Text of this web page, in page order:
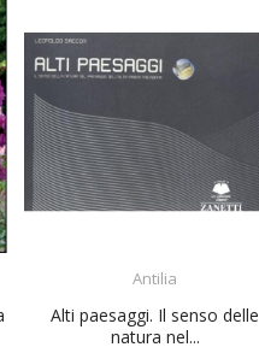
Antilia
Alti paesaggi. Il senso delle
natura nel...